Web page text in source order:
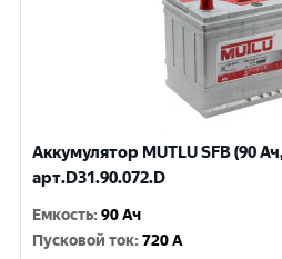
Аккумулятор MUTLU SFB (90
арт.D31.90.072.D
Емкость:90 Ач
Пусковой ток:720 A